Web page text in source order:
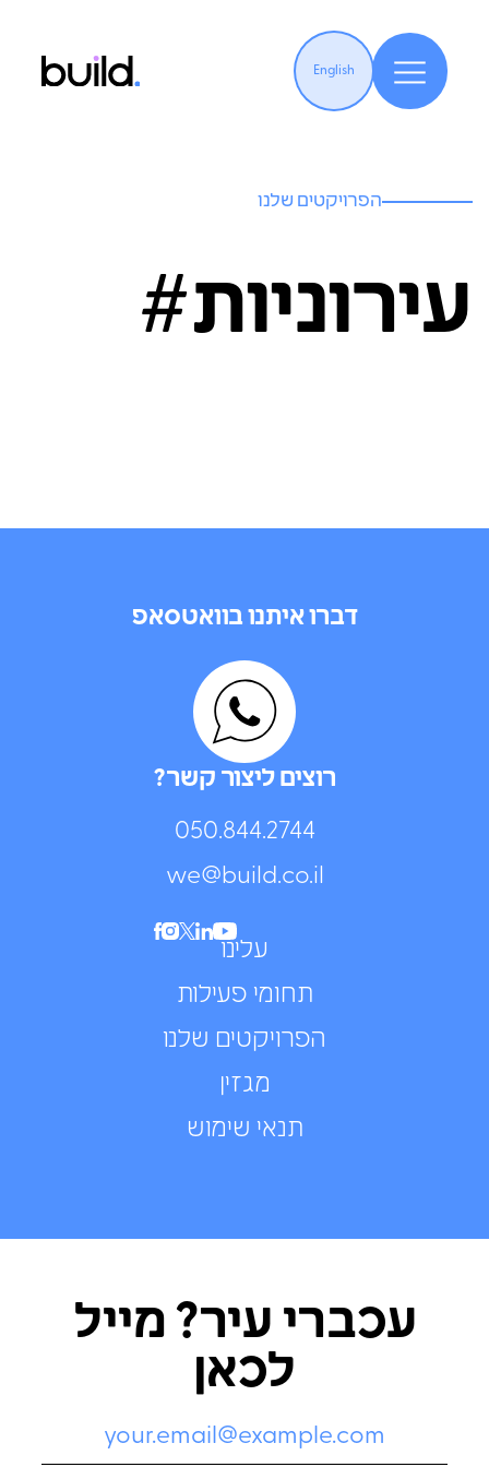
English
הפרויקטים שלנו
עירוניות#
עלינו
תחומי פעילות
הפרויקטים שלנו
מגזין
תנאי שימוש
דברו איתנו בוואטסאפ
רוצים ליצור קשר?
050.844.2744⁩
we@build.co.il
עכברי עיר? מייל
לכאן